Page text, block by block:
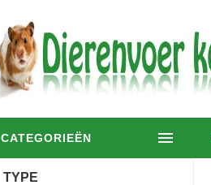
CATEGORIEËN
TYPE